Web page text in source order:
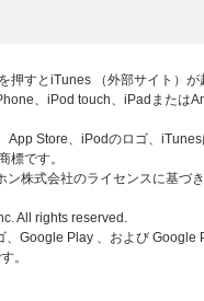
押すとiTunes （外部サイト）が
、iPod touch、iPadまたは
App Store、iPodのロゴ、
標です。
ン株式会社のライセンスに基づ
All rights reserved.
、Google Play 、および Google
。